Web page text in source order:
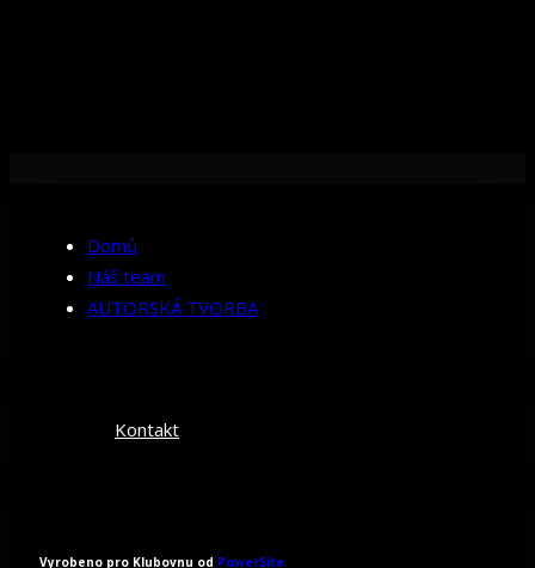
Domů
Náš team
AUTORSKÁ TVORBA
Kontakt
Vyrobeno pro Klubovnu od PowerSite.